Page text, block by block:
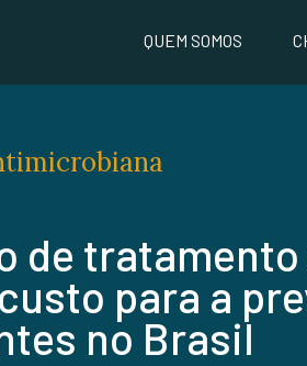
QUEM SOMOS
de
para a
no Brasil